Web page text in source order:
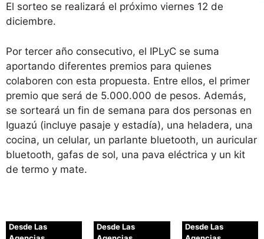
El sorteo se realizará el próximo viernes 12 de
diciembre.
Por tercer año consecutivo, el IPLyC se suma
aportando diferentes premios para quienes
colaboren con esta propuesta. Entre ellos, el primer
premio que será de 5.000.000 de pesos. Además,
se sorteará un fin de semana para dos personas en
Iguazú (incluye pasaje y estadía), una heladera, una
cocina, un celular, un parlante bluetooth, un auricular
bluetooth, gafas de sol, una pava eléctrica y un kit
de termo y mate.
Desde Las
Desde Las
Desde Las